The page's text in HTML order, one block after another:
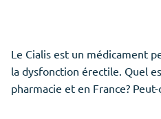
Le Cialis est un médicament
la dysfonction érectile. Quel
pharmacie et en France?